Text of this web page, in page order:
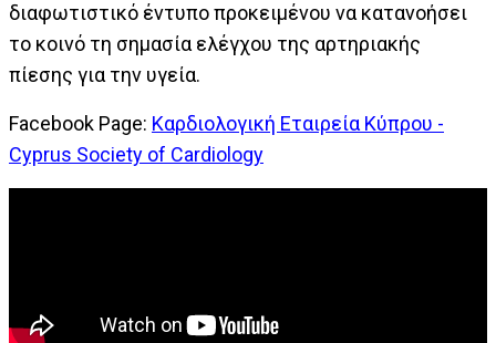
διαφωτιστικό έντυπο προκειμένου να κατανοήσει
το κοινό τη σημασία ελέγχου της αρτηριακής
πίεσης για την υγεία.
Facebook Page: Καρδιολογική Εταιρεία Κύπρου -
Cyprus Society of Cardiology